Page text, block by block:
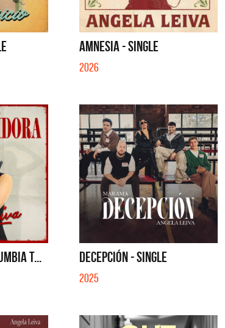
AMNESIA - SINGLE
2026
T... DECEPCIÓN - SINGLE
2025